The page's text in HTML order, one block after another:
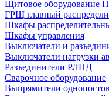
Щитовое оборудование
ГРЩ главный
Шкафы
Шкафы управления
Выключатели и
Выключатели нагрузки
Разъединители РЛНД
Сварочное оборудование
Выпрямители